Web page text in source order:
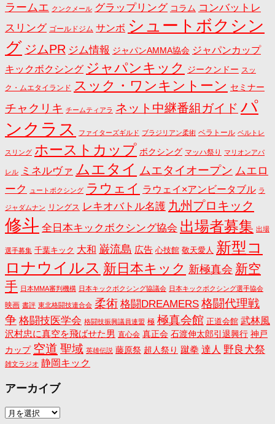
ラームエ クンクメール グラップリング コラム コンバットレ
スリング ゴールドジム サンボ シュートボクシン
グ ジムPR ジム情報 ジャパンAMMA協会 ジャパンカップ
キックボクシング ジャパンキック ジークンドー スッ
ク・ムエタイランド スック・ワンキントーン セミナー
チャクリキ チームティアラ ネット中継番組ガイド パ
ンクラス
ファイターズギルド ブラジリアン柔術 ベラトール ベルトレ
スリング ホーストカップ ボクシング マッハ祭り マリオンアパ
レル ミネルヴァ ムエタイ ムエタイオープン ムエロ
ーク
ュートボクシング ラウェイ ラウェイ×アンビータブル ラ
ジャダムナン リングス レキオバトル名護 九州プロキック
修斗 全日本キックボクシング協会 出場者募集 出場
選手募集 千葉キック 大和 巌流島 広告 心技館 敬天愛人 新型コ
ロナウイルス 新日本キック 新極真会 新空
手 日本MMA審判機構 日本キックボクシング協議会 日本キックボクシング選手協会
映画 書評 東北格闘技連合会 柔術 格闘DREAMERS 格闘代理戦
争 格闘技医学会 格闘技振興議員連盟 極 極真会館 正道会館 武林風
沢村忠に真空を飛ばせた男 直心会 真正会 石渡伸太郎引退興行 神戸
カップ 空道 聖域 英雄伝説 藤原祭 超人祭り 蹴拳 達人 野良犬祭
雑文ラジオ 静岡キック
アーカイブ
ア